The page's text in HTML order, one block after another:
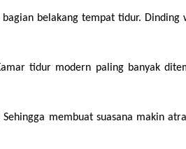
belakang tempat tidur. Dinding
tidur modern paling banyak
membuat suasana makin